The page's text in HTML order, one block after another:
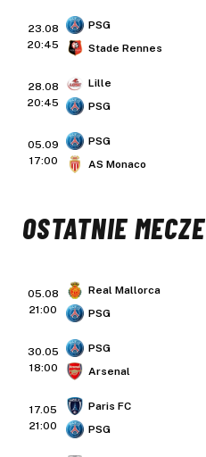
23.08
20:45
PSG
Stade Rennes
28.08
20:45
Lille
PSG
05.09
17:00
PSG
AS Monaco
OSTATNIE MECZE
05.08
21:00
Real Mallorca
PSG
30.05
18:00
PSG
Arsenal
17.05
21:00
Paris FC
PSG